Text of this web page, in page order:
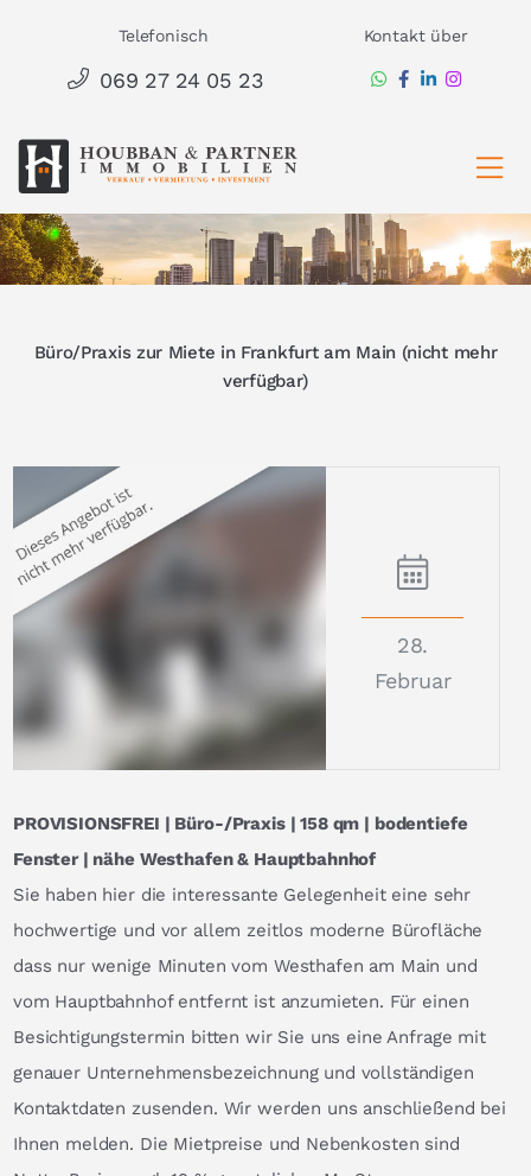
springen
Telefonisch
069 27 24 05 23
Kontakt über
Büro/Praxis zur Miete in Frankfurt am Main (nicht mehr
verfügbar)
28.
Februar
PROVISIONSFREI | Büro-/Praxis | 158 qm | bodentiefe
Fenster | nähe Westhafen & Hauptbahnhof
Sie haben hier die interessante Gelegenheit eine sehr
hochwertige und vor allem zeitlos moderne Bürofläche
dass nur wenige Minuten vom Westhafen am Main und
vom Hauptbahnhof entfernt ist anzumieten. Für einen
Besichtigungstermin bitten wir Sie uns eine Anfrage mit
genauer Unternehmensbezeichnung und vollständigen
Kontaktdaten zusenden. Wir werden uns anschließend bei
Ihnen melden. Die Mietpreise und Nebenkosten sind